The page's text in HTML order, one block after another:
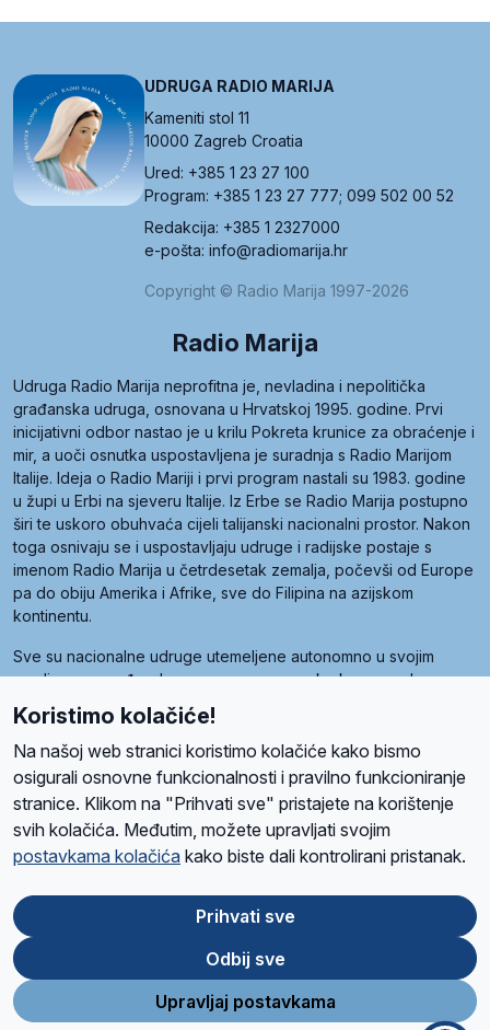
UDRUGA RADIO MARIJA
Kameniti stol 11
10000 Zagreb Croatia
Ured: +385 1 23 27 100
Program: +385 1 23 27 777; 099 502 00 52
Redakcija: +385 1 2327000
e-pošta: info@radiomarija.hr
Copyright © Radio Marija 1997-2026
Radio Marija
Udruga Radio Marija neprofitna je, nevladina i nepolitička
građanska udruga, osnovana u Hrvatskoj 1995. godine. Prvi
inicijativni odbor nastao je u krilu Pokreta krunice za obraćenje i
mir, a uoči osnutka uspostavljena je suradnja s Radio Marijom
Italije. Ideja o Radio Mariji i prvi program nastali su 1983. godine
u župi u Erbi na sjeveru Italije. Iz Erbe se Radio Marija postupno
širi te uskoro obuhvaća cijeli talijanski nacionalni prostor. Nakon
toga osnivaju se i uspostavljaju udruge i radijske postaje s
imenom Radio Marija u četrdesetak zemalja, počevši od Europe
pa do obiju Amerika i Afrike, sve do Filipina na azijskom
kontinentu.
Sve su nacionalne udruge utemeljene autonomno u svojim
zemljama, a međusobna su povezane preko krovne udruge
pod nazivom Svjetska obitelj Radio Marije (World Family of
Radio Maria). Svjetsku obitelj utemeljilo je sedam članica, među
kojima je i hrvatska Udruga Radio Marija.
O namaRadio ProgramVolonteriPrijateljiKontaktPravila privatnosti
Ova stranica je zaštićena Google reCAPTCHA sustavom
Store
Google
Play
Koristimo kolačiće!
Na našoj web stranici koristimo kolačiće kako bismo
osigurali osnovne funkcionalnosti i pravilno funkcioniranje
stranice. Klikom na "Prihvati sve" pristajete na korištenje
svih kolačića. Međutim, možete upravljati svojim
postavkama kolačića kako biste dali kontrolirani pristanak.
Prihvati sve
Odbij sve
Upravljaj postavkama